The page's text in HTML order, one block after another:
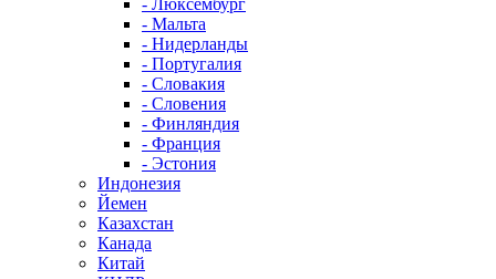
- Люксембург
- Мальта
- Нидерланды
- Португалия
- Словакия
- Словения
- Финляндия
- Франция
- Эстония
Индонезия
Йемен
Казахстан
Канада
Китай